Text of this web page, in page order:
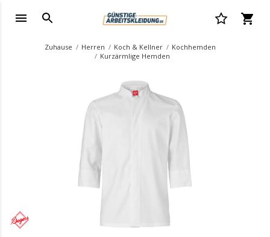
Zuhause Herren Koch & Kellner
Kochhemden
Kurzärmlige Hemden